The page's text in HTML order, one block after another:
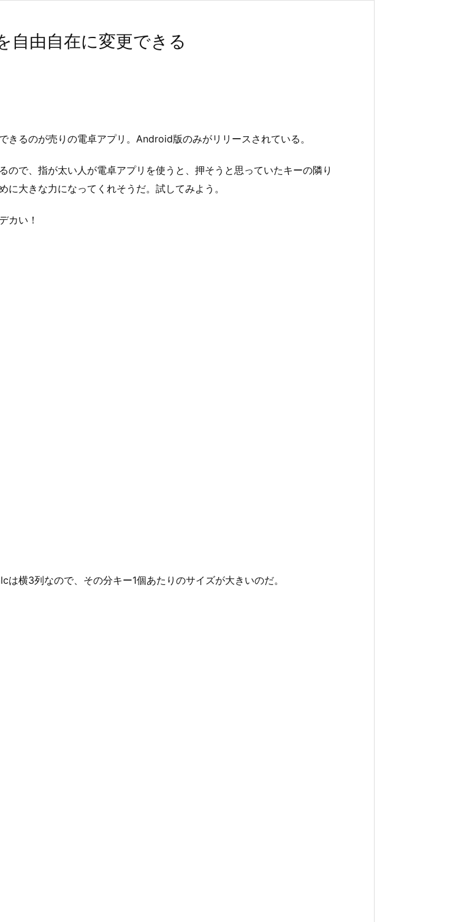
自由自在に変更できる
るのが売りの電卓アプリ。Android版のみがリリースされている。
で、指が太い人が電卓アプリを使うと、押そうと思っていたキーの隣り
大きな力になってくれそうだ。試してみよう。
カい！
横3列なので、その分キー1個あたりのサイズが大きいのだ。